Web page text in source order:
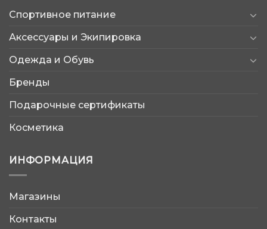
Спортивное питание
Аксессуары и Экипировка
Одежда и Обувь
Бренды
Подарочные сертификаты
Косметика
ИНФОРМАЦИЯ
Магазины
Контакты